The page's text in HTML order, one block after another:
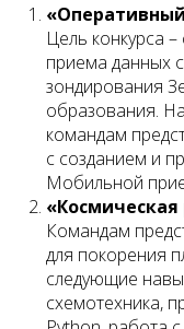
Цель конкурса
приема данных
зондирования
образования.
командам
с созданием и
Мобильной
Командам
для покорения
следующие
схемотехника,